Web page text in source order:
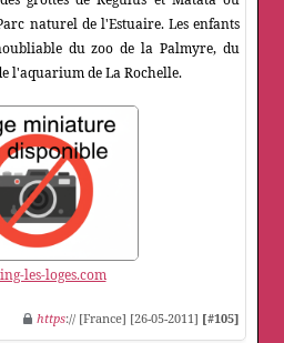
naturel de l'Estuaire. Les enfants
du zoo de la Palmyre, du
l'aquarium de La Rochelle.
les-loges.com
https:// [France] [26-05-2011] [#105]